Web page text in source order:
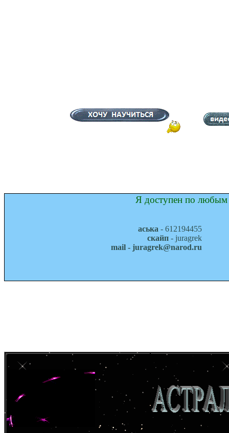
Я доступен по любым
аська - 612194455
скайп - juragrek
mail - juragrek@narod.ru